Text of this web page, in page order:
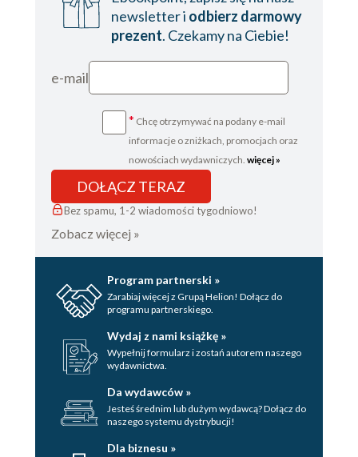
newsletter i odbierz darmowy
prezent. Czekamy na Ciebie!
e-mail
* Chcę otrzymywać na podany e-mail
informacje o zniżkach, promocjach oraz
nowościach wydawniczych. więcej »
DOŁĄCZ TERAZ
Bez spamu, 1-2 wiadomości tygodniowo!
Zobacz więcej »
Program partnerski »
Zarabiaj więcej z Grupą Helion! Dołącz do
programu partnerskiego.
Wydaj z nami książkę »
Wypełnij formularz i zostań autorem naszego
wydawnictwa.
Da wydawców »
Jesteś średnim lub dużym wydawcą? Dołącz do
naszego systemu dystrybucji!
Dla biznesu »